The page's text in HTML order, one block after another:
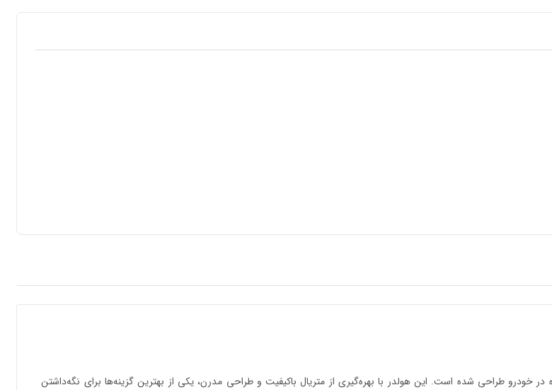
در خودرو طراحی شده است. این هولدر با بهره‌گیری از متریال باکیفیت و طراحی مدرن، یکی از بهترین گزینه‌ها برای نگه‌داشتن